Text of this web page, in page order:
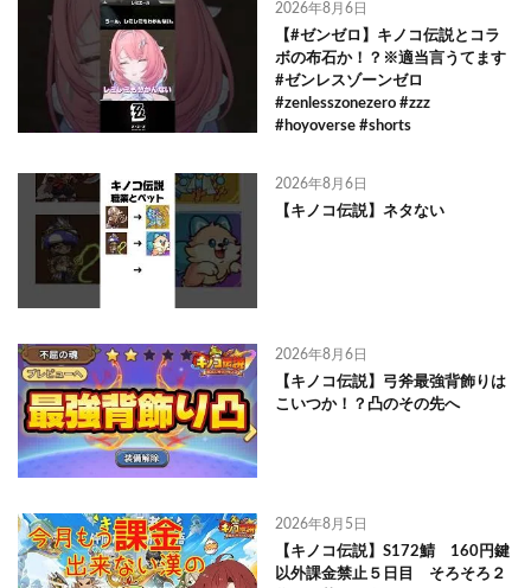
2026年8月6日
【#ゼンゼロ】キノコ伝説とコラ
ボの布石か！？※適当言うてます
#ゼンレスゾーンゼロ
#zenlesszonezero #zzz
#hoyoverse #shorts
2026年8月6日
【キノコ伝説】ネタない
2026年8月6日
【キノコ伝説】弓斧最強背飾りは
こいつか！？凸のその先へ
2026年8月5日
【キノコ伝説】S172鯖 160円鍵
以外課金禁止５日目 そろそろ２